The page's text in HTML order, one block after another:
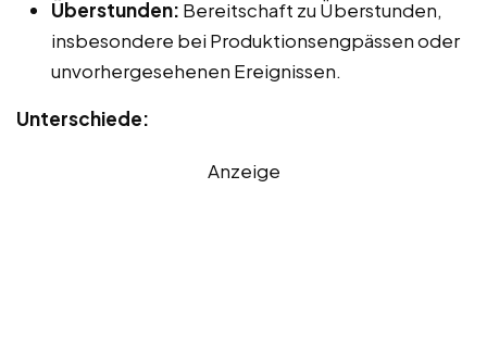
Überstunden: Bereitschaft zu Überstunden,
insbesondere bei Produktionsengpässen oder
unvorhergesehenen Ereignissen.
Unterschiede:
Anzeige